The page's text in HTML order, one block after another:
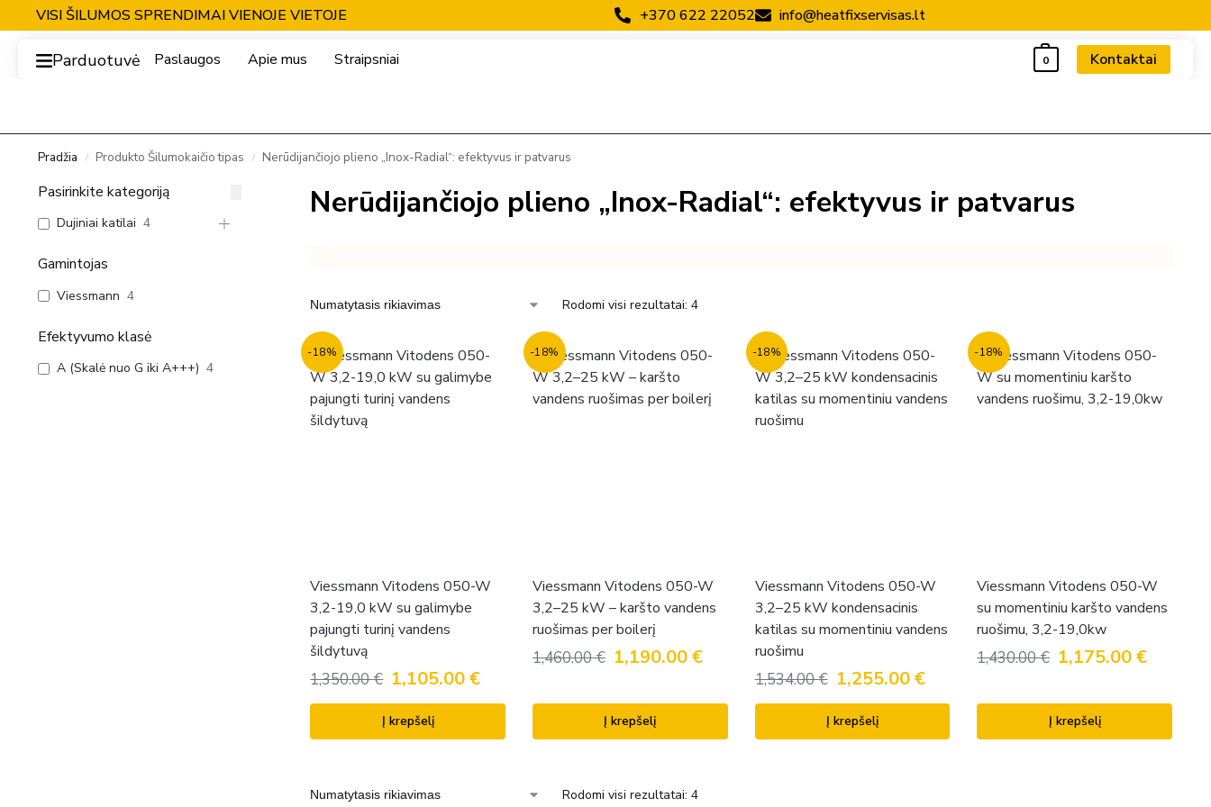
VISI ŠILUMOS SPRENDIMAI VIENOJE VIETOJE +370 622 22052 info@heatfixservisas.lt
Parduotuvė Paslaugos Apie mus Straipsniai 0 Kontaktai
Pradžia / Produkto Šilumokaičio tipas / Nerūdijančiojo plieno „Inox-Radial“: efektyvus ir patvarus
Nerūdijančiojo plieno „Inox-Radial“: efektyvus ir patvarus
Rodomi visi rezultatai: 4
-18%
Viessmann Vitodens 050-W
3,2-19,0 kW su galimybe
pajungti turinį vandens
šildytuvą
1,350.00€ 1,105.00€
Į krepšelį
-18%
Viessmann Vitodens 050-W
3,2–25 kW – karšto vandens
ruošimas per boilerį
1,460.00€ 1,190.00€
Į krepšelį
-18%
Viessmann Vitodens 050-W
3,2–25 kW kondensacinis
katilas su momentiniu vandens
ruošimu
1,534.00€ 1,255.00€
Į krepšelį
-18%
Viessmann Vitodens 050-W
su momentiniu karšto vandens
ruošimu, 3,2-19,0kw
1,430.00€ 1,175.00€
Į krepšelį
Rodomi visi rezultatai: 4
Pasirinkite kategoriją
Dujiniai katilai 4
Gamintojas
Viessmann 4
Efektyvumo klasė
A (Skalė nuo G iki A+++) 4